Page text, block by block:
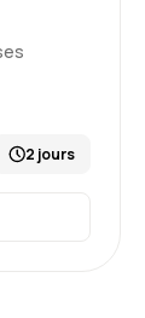
2 jours